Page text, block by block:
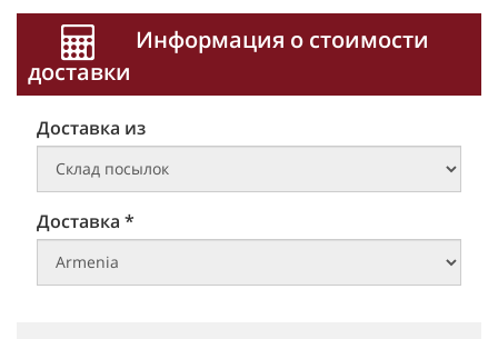
Информация о стоимости
доставки
Доставка из
Доставка *